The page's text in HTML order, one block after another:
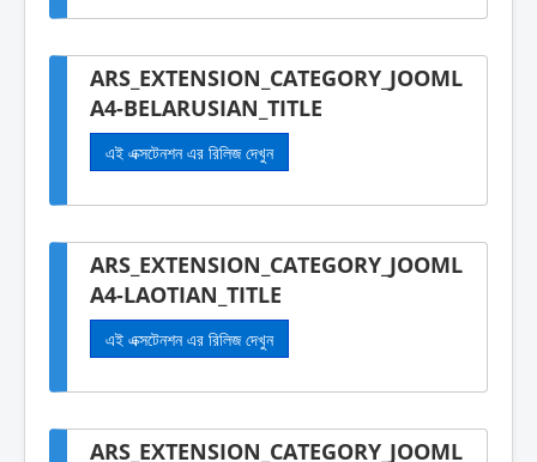
ARS_EXTENSION_CATEGORY_JOOML
A4-BELARUSIAN_TITLE
এই এক্সটেনশন এর রিলিজ দেখুন
ARS_EXTENSION_CATEGORY_JOOML
A4-LAOTIAN_TITLE
এই এক্সটেনশন এর রিলিজ দেখুন
ARS_EXTENSION_CATEGORY_JOOML